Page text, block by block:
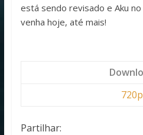
está sendo revisado e Aku
venha hoje, até mais!
720p
Partilhar: